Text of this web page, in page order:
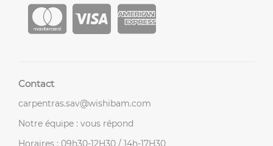
Contact
carpentras.sav@wishibam.com
Notre équipe : vous répond
Horaires : 09h30-12H30 / 14h-17H30